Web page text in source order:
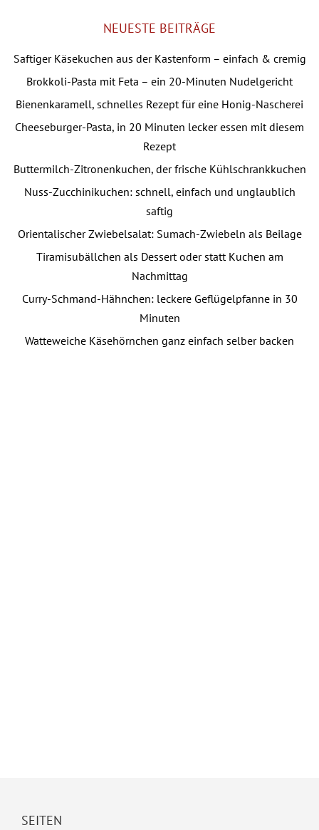
NEUESTE BEITRÄGE
Saftiger Käsekuchen aus der Kastenform – einfach & cremig
Brokkoli-Pasta mit Feta – ein 20-Minuten Nudelgericht
Bienenkaramell, schnelles Rezept für eine Honig-Nascherei
Cheeseburger-Pasta, in 20 Minuten lecker essen mit diesem
Rezept
Buttermilch-Zitronenkuchen, der frische Kühlschrankkuchen
Nuss-Zucchinikuchen: schnell, einfach und unglaublich
saftig
Orientalischer Zwiebelsalat: Sumach-Zwiebeln als Beilage
Tiramisubällchen als Dessert oder statt Kuchen am
Nachmittag
Curry-Schmand-Hähnchen: leckere Geflügelpfanne in 30
Minuten
Watteweiche Käsehörnchen ganz einfach selber backen
SEITEN